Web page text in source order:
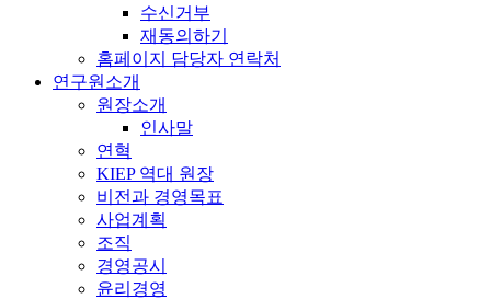
수신거부
재동의하기
홈페이지 담당자 연락처
연구원소개
원장소개
인사말
연혁
KIEP 역대 원장
비전과 경영목표
사업계획
조직
경영공시
윤리경영